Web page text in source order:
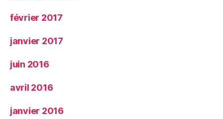
février 2017
janvier 2017
juin 2016
avril 2016
janvier 2016